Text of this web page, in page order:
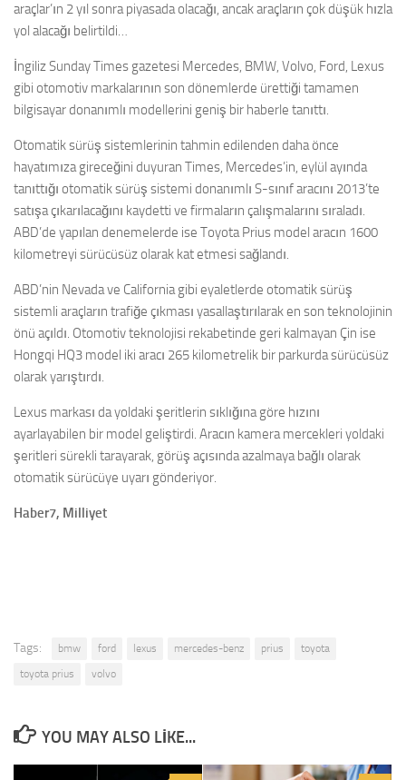
araçlar’ın 2 yıl sonra piyasada olacağı, ancak araçların çok düşük hızla
yol alacağı belirtildi…
İngiliz Sunday Times gazetesi Mercedes, BMW, Volvo, Ford, Lexus
gibi otomotiv markalarının son dönemlerde ürettiği tamamen
bilgisayar donanımlı modellerini geniş bir haberle tanıttı.
Otomatik sürüş sistemlerinin tahmin edilenden daha önce
hayatımıza gireceğini duyuran Times, Mercedes’in, eylül ayında
tanıttığı otomatik sürüş sistemi donanımlı S-sınıf aracını 2013’te
satışa çıkarılacağını kaydetti ve firmaların çalışmalarını sıraladı.
ABD’de yapılan denemelerde ise Toyota Prius model aracın 1600
kilometreyi sürücüsüz olarak kat etmesi sağlandı.
ABD’nin Nevada ve California gibi eyaletlerde otomatik sürüş
sistemli araçların trafiğe çıkması yasallaştırılarak en son teknolojinin
önü açıldı. Otomotiv teknolojisi rekabetinde geri kalmayan Çin ise
Hongqi HQ3 model iki aracı 265 kilometrelik bir parkurda sürücüsüz
olarak yarıştırdı.
Lexus markası da yoldaki şeritlerin sıklığına göre hızını
ayarlayabilen bir model geliştirdi. Aracın kamera mercekleri yoldaki
şeritleri sürekli tarayarak, görüş açısında azalmaya bağlı olarak
otomatik sürücüye uyarı gönderiyor.
Haber7, Milliyet
Tags: bmw ford lexus mercedes-benz prius
toyota
toyota prius
volvo
YOU MAY ALSO LIKE...